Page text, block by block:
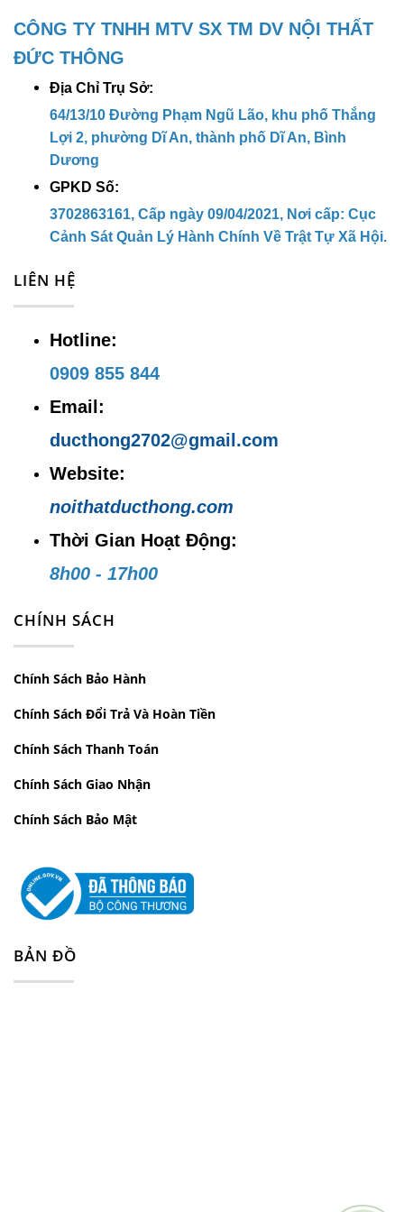
CÔNG TY TNHH MTV SX TM DV NỘI
THẤT ĐỨC THÔNG
Địa chỉ trụ sở:
64/13/10 Đường
Phạm Ngũ Lão, khu phố Thắng Lợi 2,
phường Dĩ An, thành phố Dĩ An, Bình
Dương
Địa chỉ kho hàng:38 Đường Thắng
Dĩ An, Bình Dương
Hotline:
Email: ducthong2702@gmail.com
CÔNG TY TNHH MTV SX TM DV NỘI THẤT
ĐỨC THÔNG
Địa Chỉ Trụ Sở:
64/13/10 Đường Phạm Ngũ Lão, khu phố Thắng
Lợi 2, phường Dĩ An, thành phố Dĩ An, Bình
Dương
GPKD Số:
3702863161, Cấp ngày 09/04/2021, Nơi cấp: Cục
Cảnh Sát Quản Lý Hành Chính Về Trật Tự Xã Hội.
LIÊN HỆ
Hotline:
0909 855 844
Email:
ducthong2702@gmail.com
Website:
noithatducthong.com
Thời Gian Hoạt Động:
8h00 - 17h00
CHÍNH SÁCH
Chính Sách Bảo Hành
Chính Sách Đổi Trả Và Hoàn Tiền
Chính Sách Thanh Toán
Chính Sách Giao Nhận
Chính Sách Bảo Mật
BẢN ĐỒ